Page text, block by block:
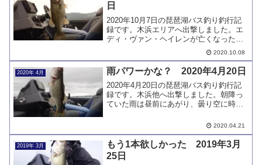
日
2020年10月7日の琵琶湖バス釣り釣行記
録です。木浜エリアへ出撃しました。エ
ディ・ヴァン・ヘイレンが亡くなったと
いう訃報に接した中での釣行です。バス
釣りとは全く関係ありませんが、また一
人、偉大な人物がこの世を去りました。
2020.10.08
2020年 4月 雨パワーかな？ 2020年4月20日
2020年4月20日の琵琶湖バス釣り釣行記
録です。木浜他へ出撃しました。朝降っ
ていた雨は昼前にあがり、曇り空に時折
報がありましたが、風はほとんど吹きま
ワーでしょうか。
2020.04.21
2019年 3月
もう1本欲しかった 2019年3月
25日